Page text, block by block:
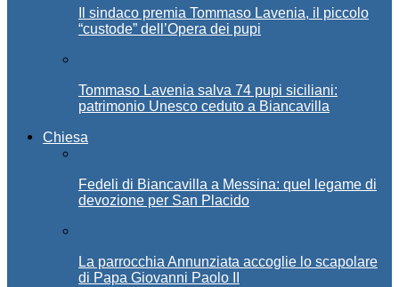
Il sindaco premia Tommaso Lavenia, il piccolo
“custode” dell’Opera dei pupi
Tommaso Lavenia salva 74 pupi siciliani:
patrimonio Unesco ceduto a Biancavilla
Chiesa
Fedeli di Biancavilla a Messina: quel legame di
devozione per San Placido
La parrocchia Annunziata accoglie lo scapolare
di Papa Giovanni Paolo II